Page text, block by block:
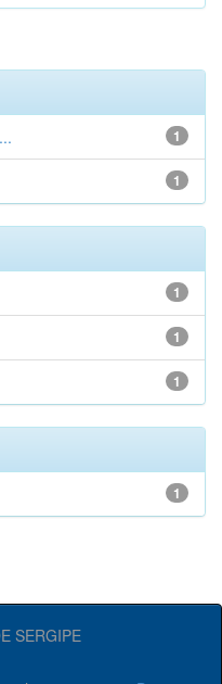
1
1
1
1
1
1
SERGIPE